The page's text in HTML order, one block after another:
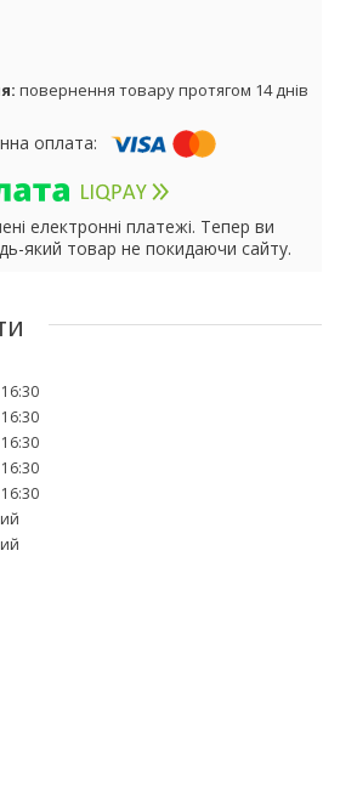
повернення товару протягом 14 днів
електронні платежі. Тепер ви
який товар не покидаючи сайту.
16:30
16:30
16:30
16:30
16:30